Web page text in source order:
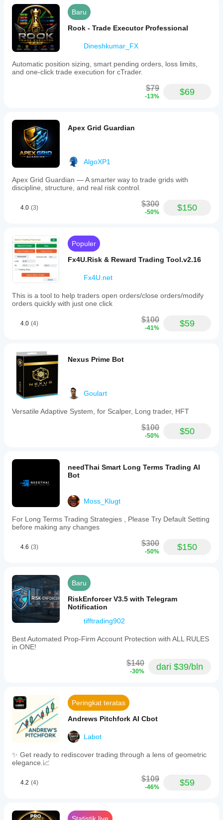
Baru
Rook - Trade Executor Professional
Dineshkumar_FX
Automatic position sizing, smart pending orders, loss limits,
and one-click trade execution for cTrader.
$79
-13% $69
Apex Grid Guardian
AlgoXP1
Apex Grid Guardian — A smarter way to trade grids with
discipline, structure, and real risk control.
4.0 (3) $300
-50% $150
Populer
Fx4U.Risk & Reward Trading Tool.v2.16
Fx4U.net
This is a tool to help traders open orders/close orders/modify
orders quickly with just one click
4.0 (4) $100
-41% $59
Nexus Prime Bot
Goulart
Versatile Adaptive System, for Scalper, Long trader, HFT
$100
-50% $50
needThai Smart Long Terms Trading AI
Bot
Moss_Klugt
For Long Terms Trading Strategies , Please Try Default Setting
before making any changes
4.6 (3) $300
-50% $150
Baru
RiskEnforcer V3.5 with Telegram
Notification
tifftrading902
Best Automated Prop-Firm Account Protection with ALL RULES
in ONE!
$140
-30% dari $39/bln
Peringkat teratas
Andrews Pitchfork AI Cbot
Labot
✨ Get ready to rediscover trading through a lens of geometric
elegance.📈
4.2 (4) $109
-46% $59